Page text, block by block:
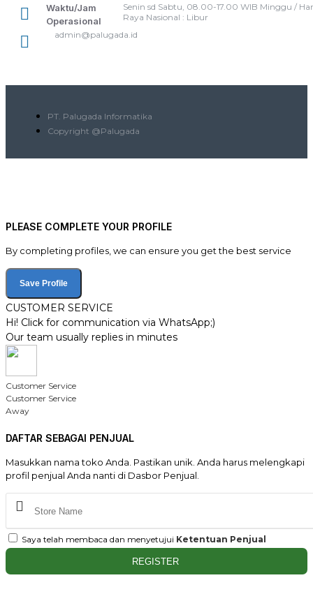
Waktu/Jam
Operasional
Senin sd Sabtu, 08.00-17.00 WIB Minggu /
Raya Nasional : Libur
admin@palugada.id
PT. Palugada Informatika
Copyright @Palugada
PLEASE COMPLETE YOUR PROFILE
By completing profiles, we can ensure you get the best service
Save Profile
CUSTOMER SERVICE
Hi! Click for communication via WhatsApp;)
Our team usually replies in minutes
Customer Service
Customer Service
Away
DAFTAR SEBAGAI PENJUAL
Masukkan nama toko Anda. Pastikan unik. Anda harus melengkapi
profil penjual Anda nanti di Dasbor Penjual.
Saya telah membaca dan menyetujui Ketentuan Penjual
REGISTER